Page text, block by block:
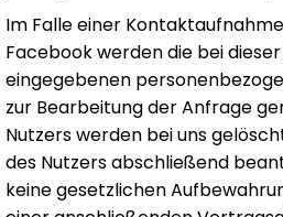
Im Falle einer
Facebook werden die bei
eingegebenen
zur Bearbeitung der Anfrage
Nutzers werden bei uns
des Nutzers abschließend
keine gesetzlichen